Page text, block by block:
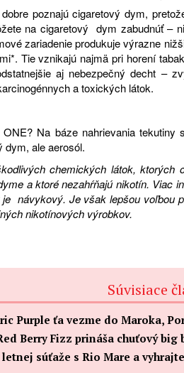
poznajú cigaretový dym,
na cigaretový dym zabudnúť –
zariadenie produkuje výrazne
Tie vznikajú najmä pri horení
aj nebezpečný decht –
a toxických látok.
Na báze nahrievania
dym, ale aerosól.
chemických látok, ktorých
a ktoré nezahŕňajú nikotín. Viac
návykový. Je však lepšou voľbou
nikotínových výrobkov.
Súvisiace
Purple ťa vezme do Maroka,
Berry Fizz prináša chuťový big
súťaže s Rio Mare a